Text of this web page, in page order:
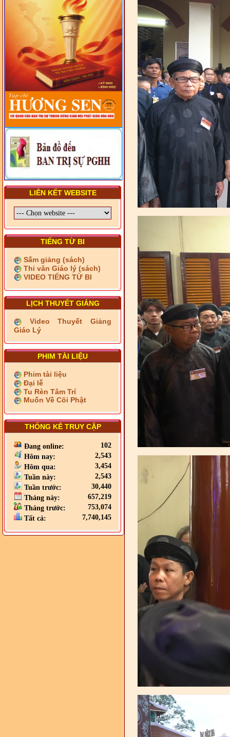
- LỚP TẬP HUẤN LỊCH SỬ,
PHÁP LUẬT VIỆT NAM VÀ
HIẾN CHƯƠNG GIÁO HỘI
PGHH NHIỆM KỲ VI (2024-
2029) CHO TRỊ SỰ VIÊN
TRUNG ƯƠNG, BAN ĐẠI
DIỆN TỈNH VÀ GIÁO LÝ
VIÊN - CHUYÊN ĐỀ: SỰ RA
ĐỜI, BẢN CHẤT, CHỨC
NĂNG VÀ HÌNH THỨC CỦA
NƯỚC CHXHCN VIỆT NAM
LIÊN KẾT WEBSITE
TIẾNG TỪ BI
Sấm giảng (sách)
Thi văn Giáo lý (sách)
VIDEO TIẾNG TỪ BI
LỊCH THUYẾT GIẢNG
Video Thuyết Giảng
Giáo Lý
PHIM TÀI LIỆU
Phim tài liệu
Đại lễ
Tu Rèn Tâm Trí
Muốn Về Cõi Phật
THỐNG KÊ TRUY CẬP
Đang online:
102
Hôm nay:
2,543
Hôm qua:
3,454
Tuần này:
2,543
Tuần trước:
30,440
Tháng này:
657,219
Tháng trước:
753,074
Tất cả:
7,740,145